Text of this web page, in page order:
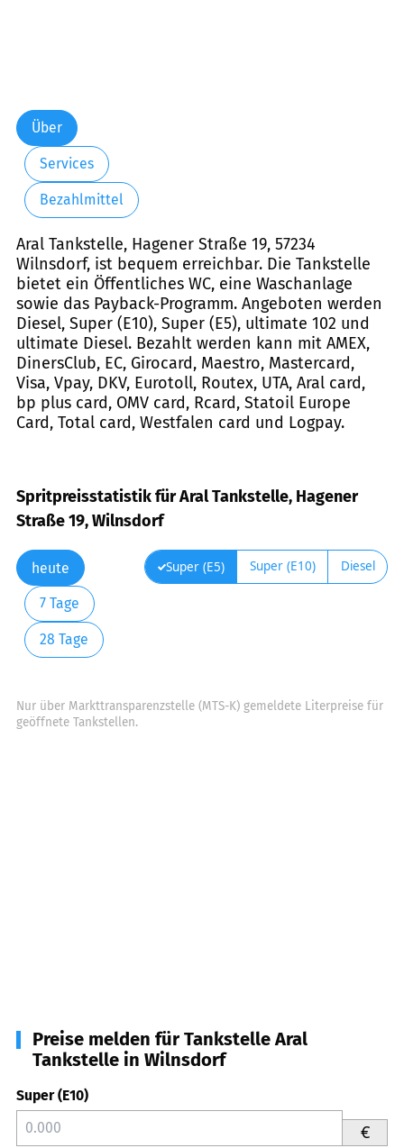
Über
Services
Bezahlmittel
Aral Tankstelle, Hagener Straße 19, 57234
Wilnsdorf, ist bequem erreichbar. Die Tankstelle
bietet ein Öffentliches WC, eine Waschanlage
sowie das Payback-Programm. Angeboten werden
Diesel, Super (E10), Super (E5), ultimate 102 und
ultimate Diesel. Bezahlt werden kann mit AMEX,
DinersClub, EC, Girocard, Maestro, Mastercard,
Visa, Vpay, DKV, Eurotoll, Routex, UTA, Aral card,
bp plus card, OMV card, Rcard, Statoil Europe
Card, Total card, Westfalen card und Logpay.
Spritpreisstatistik für Aral Tankstelle, Hagener
Straße 19, Wilnsdorf
heute
7 Tage
28 Tage
Super (E5) Super (E10) Diesel
Nur über Markttransparenzstelle (MTS-K) gemeldete Literpreise für
geöffnete Tankstellen.
Preise melden für Tankstelle Aral
Tankstelle in Wilnsdorf
Super (E10)
€